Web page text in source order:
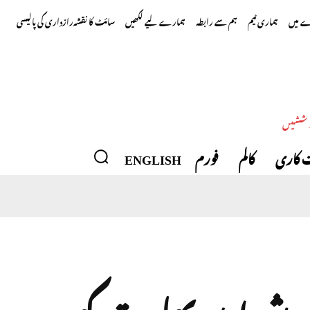
میں ہماری ٹیم ہم سے رابطہ ہمارے لیے لکھیں سائٹ کا نقشہرازداری کی پالیسی
کاری کالم فورم ENGLISH